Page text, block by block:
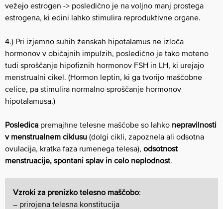
vežejo estrogen -> posledično je na voljno manj prostega
estrogena, ki edini lahko stimulira reproduktivne organe.
4.) Pri izjemno suhih ženskah hipotalamus ne izloča
hormonov v običajnih impulzih, posledično je tako moteno
tudi sproščanje hipofiznih hormonov FSH in LH, ki urejajo
menstrualni cikel. (Hormon leptin, ki ga tvorijo maščobne
celice, pa stimulira normalno sproščanje hormonov
hipotalamusa.)
Posledica premajhne telesne maščobe so lahko nepravilnosti
v menstrualnem ciklusu (dolgi cikli, zapoznela ali odsotna
ovulacija, kratka faza rumenega telesa), odsotnost
menstruacije, spontani splav in celo neplodnost.
Vzroki za prenizko telesno maščobo:
– prirojena telesna konstitucija